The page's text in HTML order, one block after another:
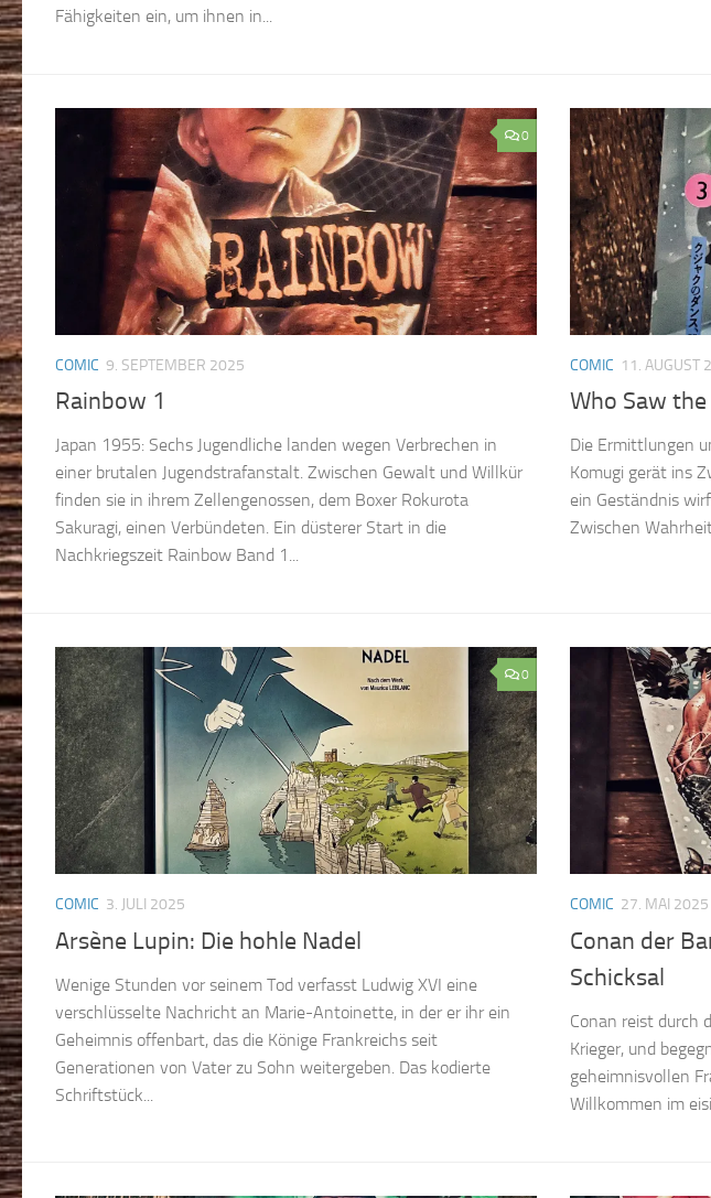
Fähigkeiten ein, um ihnen in...
0
COMIC 9. SEPTEMBER 2025
Rainbow 1
Japan 1955: Sechs Jugendliche landen wegen Verbrechen in
einer brutalen Jugendstrafanstalt. Zwischen Gewalt und Willkür
finden sie in ihrem Zellengenossen, dem Boxer Rokurota
Sakuragi, einen Verbündeten. Ein düsterer Start in die
Nachkriegszeit Rainbow Band 1...
COMIC 11. AUGUST
Who Saw the
Die Ermittlungen
Komugi gerät ins
ein Geständnis
Zwischen
0
COMIC 3. JULI 2025
Arsène Lupin: Die hohle Nadel
Wenige Stunden vor seinem Tod verfasst Ludwig XVI eine
verschlüsselte Nachricht an Marie-Antoinette, in der er ihr ein
Geheimnis offenbart, das die Könige Frankreichs seit
Generationen von Vater zu Sohn weitergeben. Das kodierte
Schriftstück...
COMIC 27. MAI 2025
Conan der
Schicksal
Conan reist durch
Krieger, und
geheimnisvollen
Willkommen im